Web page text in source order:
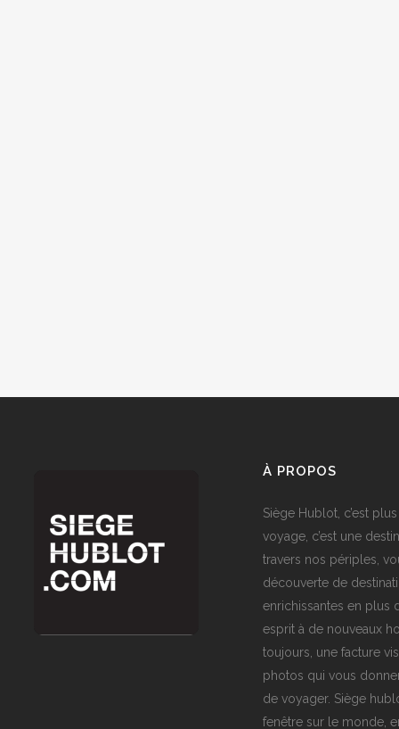
À PROPOS
Siège Hublot, c’est
voyage, c’est une
travers nos périples,
découverte de
enrichissantes en plus
esprit à de nouveaux
toujours, une facture
photos qui vous
de voyager. Siège
fenêtre sur le monde,